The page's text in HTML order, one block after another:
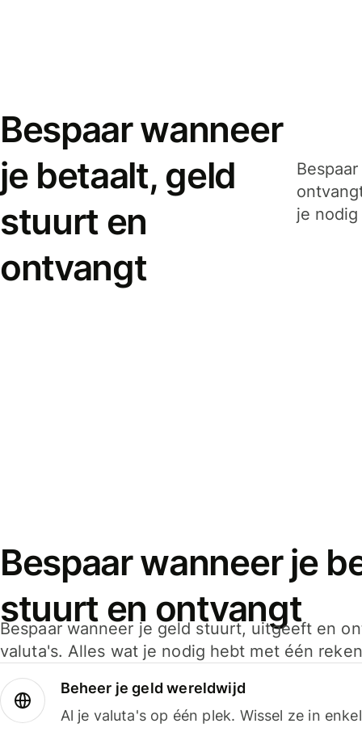
Bespaar wanneer
je betaalt, geld
stuurt en
ontvangt
je
Bespaar wanneer je
stuurt en ontvangt
Bespaar wanneer je geld stuurt, uitgeeft en
valuta's. Alles wat je nodig hebt met één
Beheer je geld wereldwijd
Al je valuta's op één plek. Wissel ze in